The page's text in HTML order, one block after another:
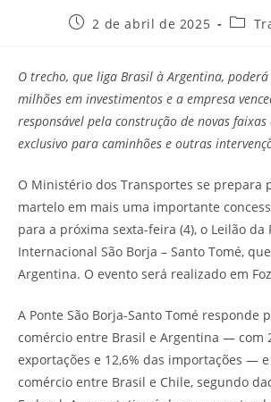
2 de abril de 2025
O trecho, que liga Brasil à Argentina, poderá
milhões em investimentos e a empresa
responsável pela construção de novas faixas
exclusivo para caminhões e outras
O Ministério dos Transportes se prepara
martelo em mais uma importante
para a próxima sexta-feira (4), o Leilão da
Internacional São Borja – Santo Tomé,
Argentina. O evento será realizado em
A Ponte São Borja-Santo Tomé responde
comércio entre Brasil e Argentina — com
exportações e 12,6% das importações —
comércio entre Brasil e Chile, segundo